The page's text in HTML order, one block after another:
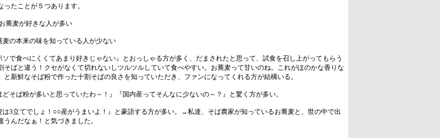
たことが５つあります。
蕎麦が好きな人が多い
麦の本来の味を知っている人が少ない
ソで食べにくくてあまり好きじゃない』とおっしゃる方が多く、だまされたと思って、試食を召し上がってもらう
そばと違う！クセがなくて切れないしツルツルしていて食べやすい。お蕎麦って甘いのね。これがほのかな香りな
と新鮮なそば粉で作った十割そばの良さを知っていただき、ファンになってくれる方が結構いる。
そば粉が多いと思っていたわ～！』『国内産ってそんなに少ないの～？』と驚く方が多い。
は3立てでしょ！○○産がうまいよ！』と豪語する方が多い。→私達、そば農家が知っているお蕎麦と、世の中で出
うんだなぁ！と気づきました。